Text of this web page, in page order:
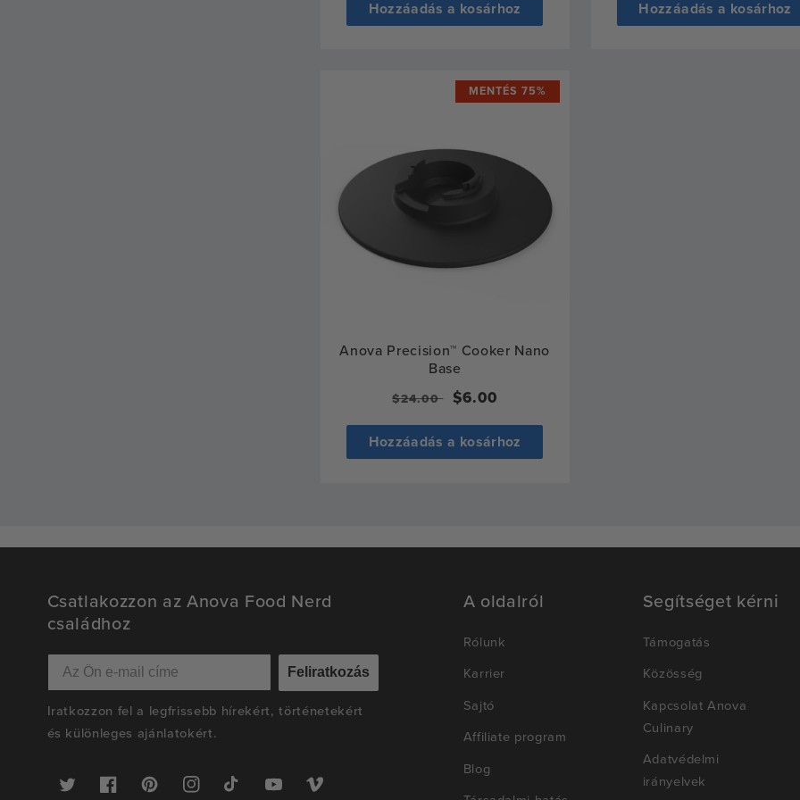
Hozzáadás a kosárhoz Hozzáadás a kosárhoz
MENTÉS 75%
Anova Precision™ Cooker Nano
Base
Normál
$24.00 Eladási
$6.00
Hozzáadás a kosárhoz
Csatlakozzon az Anova Food Nerd
családhoz
Feliratkozás
Iratkozzon fel a legfrissebb hírekért, történetekért
és különleges ajánlatokért.
Twitter FacebookPinterestInstagramTikTok YouTubeVimeo
A oldalról
Rólunk
Karrier
Sajtó
Affiliate program
Blog
Segítséget kérni
Támogatás
Közösség
Kapcsolat Anova
Culinary
Adatvédelmi
irányelvek